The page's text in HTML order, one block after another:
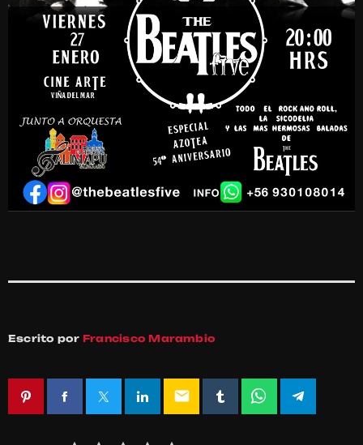
Escrito por Francisco Marambio
email